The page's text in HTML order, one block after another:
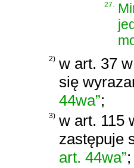
27.
2) w art. 37
się
44wa”;
3) w art. 115
zastępuje
art. 44wa”;